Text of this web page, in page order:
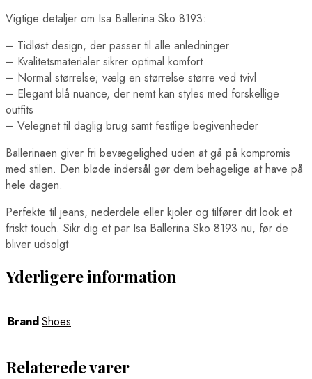
Vigtige detaljer om Isa Ballerina Sko 8193:
– Tidløst design, der passer til alle anledninger
– Kvalitetsmaterialer sikrer optimal komfort
– Normal størrelse; vælg en størrelse større ved tvivl
– Elegant blå nuance, der nemt kan styles med forskellige
outfits
– Velegnet til daglig brug samt festlige begivenheder
Ballerinaen giver fri bevægelighed uden at gå på kompromis
med stilen. Den bløde indersål gør dem behagelige at have på
hele dagen.
Perfekte til jeans, nederdele eller kjoler og tilfører dit look et
friskt touch. Sikr dig et par Isa Ballerina Sko 8193 nu, før de
bliver udsolgt
Yderligere information
BrandShoes
Relaterede varer